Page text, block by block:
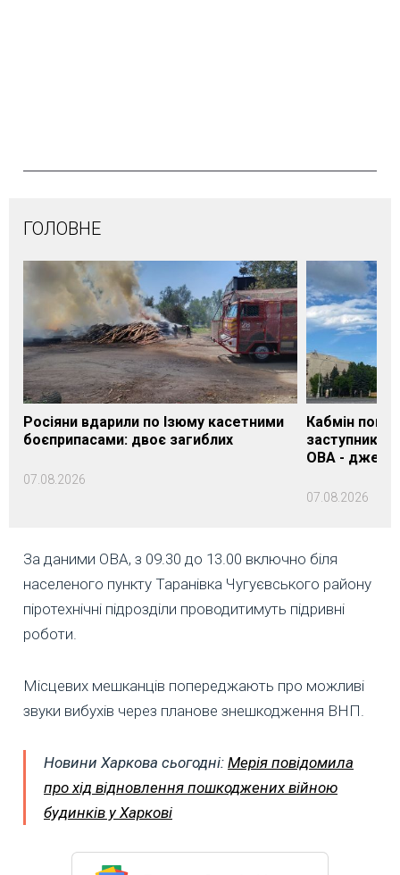
ГОЛОВНЕ
Росіяни вдарили по Ізюму касетними
боєприпасами: двоє загиблих
07.08.2026
Кабмін
заступника
ОВА -
07.08.2026
За даними ОВА, з 09.30 до 13.00 включно біля
населеного пункту Таранівка Чугуєвського району
піротехнічні підрозділи проводитимуть підривні
роботи.
Місцевих мешканців попереджають про можливі
звуки вибухів через планове знешкодження ВНП.
Новини Харкова сьогодні: Мерія повідомила
про хід відновлення пошкоджених війною
будинків у Харкові